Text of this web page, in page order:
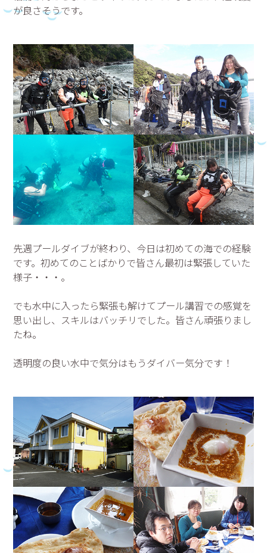
が良さそうです。
先週プールダイブが終わり、今日は初めての海での経験
です。初めてのことばかりで皆さん最初は緊張していた
様子・・・。
でも水中に入ったら緊張も解けてプール講習での感覚を
思い出し、スキルはバッチリでした。皆さん頑張りまし
たね。
透明度の良い水中で気分はもうダイバー気分です！